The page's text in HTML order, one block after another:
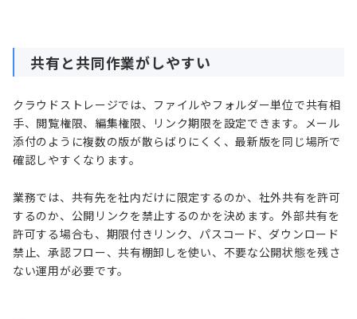
共有と共同作業がしやすい
クラウドストレージでは、ファイルやフォルダー単位で共有相
手、閲覧権限、編集権限、リンク期限を設定できます。メール
添付のように複数の版が散らばりにくく、最新版を同じ場所で
確認しやすくなります。
業務では、共有先を社内だけに限定するのか、社外共有を許可
するのか、公開リンクを禁止するのかを決めます。外部共有を
許可する場合も、期限付きリンク、パスコード、ダウンロード
禁止、承認フロー、共有棚卸しを使い、不要な公開状態を残さ
ない運用が必要です。